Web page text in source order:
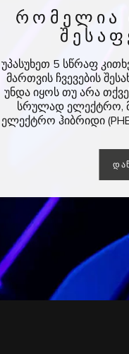
ᲠᲝᲛᲔᲚᲘᲐ
უპასუხეთ 5 სწრაფ
მართვის ჩვევების
უნდა იყოს თუ არა
სრულად ელექტრო,
ელექტრო ჰიბრიდი